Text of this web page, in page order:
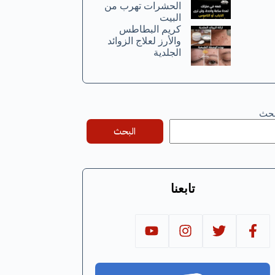
الحشرات تهرب من
البيت
كريم البطاطس
والأرز لعلاج الزوائد
الجلدية
البحث
تابعنا